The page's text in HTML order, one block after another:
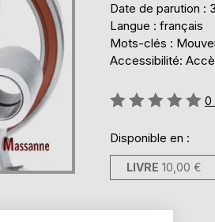
Date de parution :
Langue : français
Mots-clés :
Accessibilité:
Évaluation:
0
Disponible en :
LIVRE 10,00 €